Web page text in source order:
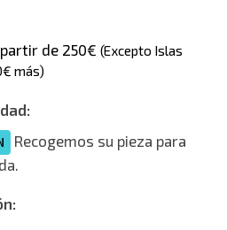
de 250€ (Excepto Islas
más)
Recogemos su pieza para